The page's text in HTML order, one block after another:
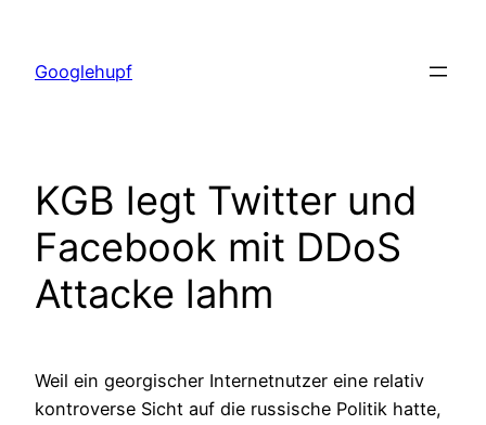
springen
Googlehupf
KGB legt Twitter und
Facebook mit DDoS
Attacke lahm
Weil ein georgischer Internetnutzer eine relativ
kontroverse Sicht auf die russische Politik hatte,